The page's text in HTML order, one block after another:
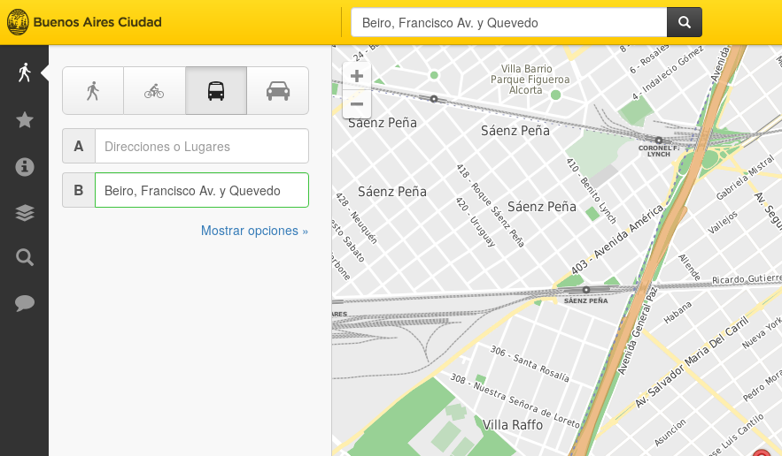
A
B
Mostrar opciones »

